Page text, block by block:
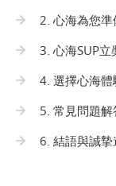
2. 心海為您
3. 心海SUP
4. 選擇心海
5. 常見問題解
6. 結語與誠